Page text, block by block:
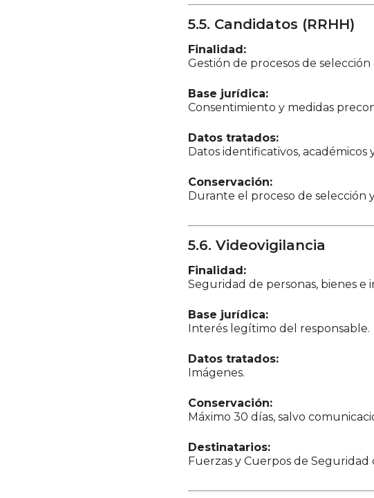
5.5. Candidatos (RRHH)
Finalidad:
Gestión de procesos de selección
Base jurídica:
Consentimiento y medidas
Datos tratados:
Datos identificativos, académicos
Conservación:
Durante el proceso de selección
5.6. Videovigilancia
Finalidad:
Seguridad de personas, bienes e
Base jurídica:
Interés legítimo del responsable.
Datos tratados:
Imágenes.
Conservación:
Máximo 30 días, salvo
Destinatarios:
Fuerzas y Cuerpos de Seguridad